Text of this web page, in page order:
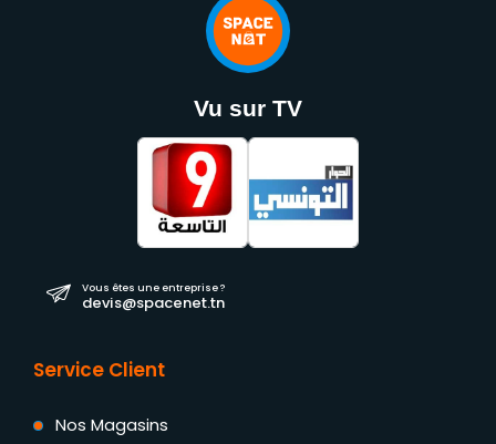
Vu sur TV
Vous êtes une entreprise ?
devis@spacenet.tn
Service Client
Nos Magasins